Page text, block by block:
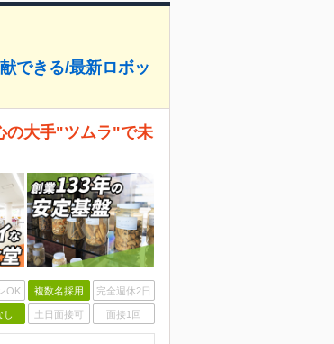
できる/最新ロボッ
の大手"ツムラ"で未
OK 複数名採用 完全週休2日
し 土日面接可 面接1回